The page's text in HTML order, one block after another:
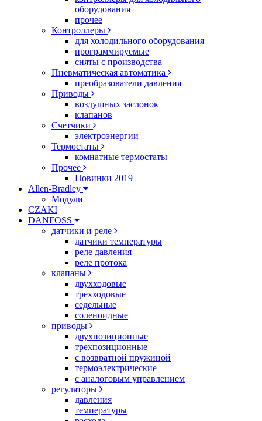
оборудования
прочее
Контроллеры
для холодильного оборудования
программируемые
сняты с производства
Пневматическая автоматика
преобразователи давления
Приводы
воздушных заслонок
клапанов
Счетчики
электроэнергии
Термостаты
комнатные термостаты
Прочее
Новинки 2019
Allen-Bradley
Модули
CZAKI
DANFOSS
датчики и реле
датчики температуры
реле давления
реле протока
клапаны
двухходовые
трехходовые
седельные
соленоидные
приводы
двухпозиционные
трехпозиционные
с возвратной пружиной
термоэлектрические
с аналоговым управлением
регуляторы
давления
температуры